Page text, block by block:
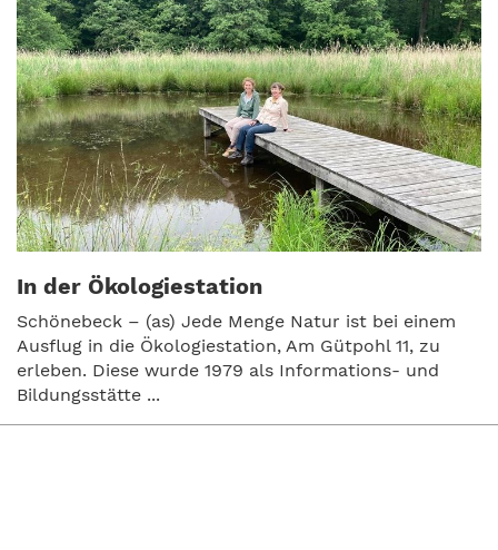
In der Ökologiestation
Schönebeck – (as) Jede Menge Natur ist bei einem
Ausflug in die Ökologiestation, Am Gütpohl 11, zu
erleben. Diese wurde 1979 als Informations- und
Bildungsstätte ...